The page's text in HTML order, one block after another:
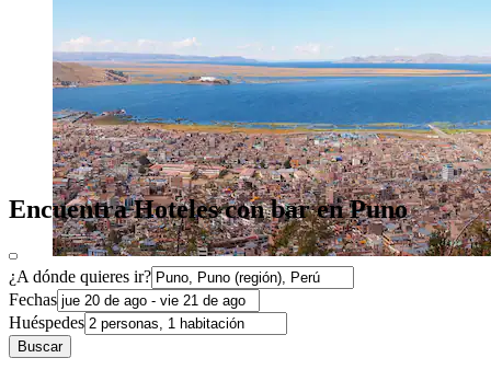
Encuentra Hoteles con bar en Puno
¿A dónde quieres ir?
Fechas
Huéspedes
Buscar